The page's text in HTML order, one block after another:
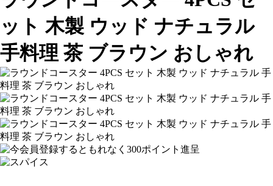
ット 木製 ウッド ナチュラル
手料理 茶 ブラウン おしゃれ